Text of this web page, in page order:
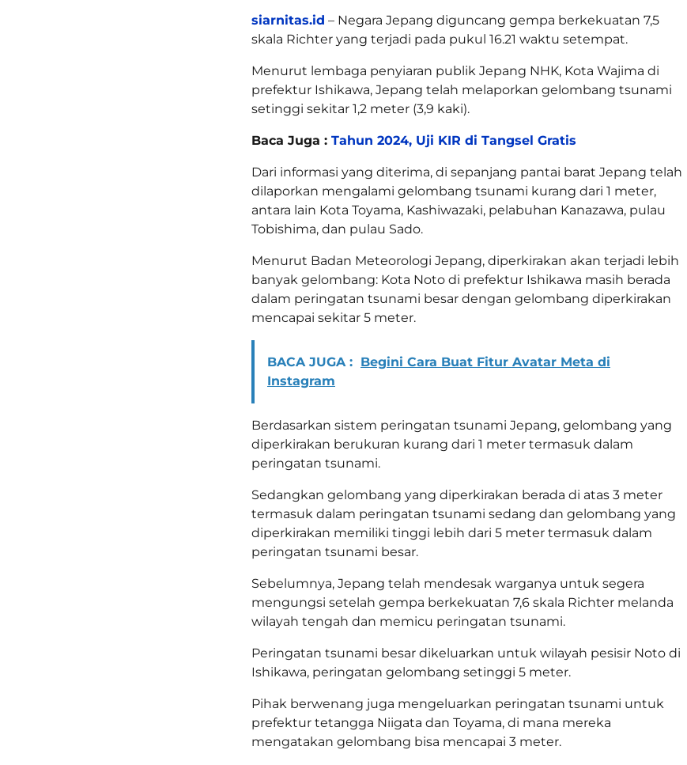
siarnitas.id – Negara Jepang diguncang gempa berkekuatan 7,5
skala Richter yang terjadi pada pukul 16.21 waktu setempat.
Menurut lembaga penyiaran publik Jepang NHK, Kota Wajima di
prefektur Ishikawa, Jepang telah melaporkan gelombang tsunami
setinggi sekitar 1,2 meter (3,9 kaki).
Baca Juga : Tahun 2024, Uji KIR di Tangsel Gratis
Dari informasi yang diterima, di sepanjang pantai barat Jepang telah
dilaporkan mengalami gelombang tsunami kurang dari 1 meter,
antara lain Kota Toyama, Kashiwazaki, pelabuhan Kanazawa, pulau
Tobishima, dan pulau Sado.
Menurut Badan Meteorologi Jepang, diperkirakan akan terjadi lebih
banyak gelombang: Kota Noto di prefektur Ishikawa masih berada
dalam peringatan tsunami besar dengan gelombang diperkirakan
mencapai sekitar 5 meter.
BACA JUGA : Begini Cara Buat Fitur Avatar Meta di
Instagram
Berdasarkan sistem peringatan tsunami Jepang, gelombang yang
diperkirakan berukuran kurang dari 1 meter termasuk dalam
peringatan tsunami.
Sedangkan gelombang yang diperkirakan berada di atas 3 meter
termasuk dalam peringatan tsunami sedang dan gelombang yang
diperkirakan memiliki tinggi lebih dari 5 meter termasuk dalam
peringatan tsunami besar.
Sebelumnya, Jepang telah mendesak warganya untuk segera
mengungsi setelah gempa berkekuatan 7,6 skala Richter melanda
wilayah tengah dan memicu peringatan tsunami.
Peringatan tsunami besar dikeluarkan untuk wilayah pesisir Noto di
Ishikawa, peringatan gelombang setinggi 5 meter.
Pihak berwenang juga mengeluarkan peringatan tsunami untuk
prefektur tetangga Niigata dan Toyama, di mana mereka
mengatakan gelombang bisa mencapai 3 meter.